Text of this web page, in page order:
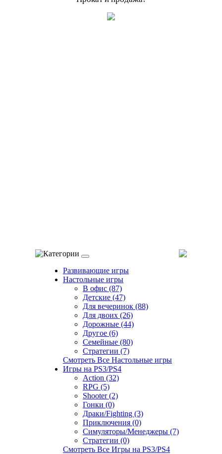
Категории
Развивающие игры
Настольные игры
В офис (87)
Детские (47)
Для вечеринок (88)
Для двоих (26)
Дорожные (44)
Другое (6)
Семейные (80)
Стратегии (7)
Смотреть Все Настольные игры
Игры на PS3/PS4
Action (32)
RPG (5)
Shooter (2)
Гонки (0)
Драки/Fighting (3)
Приключения (0)
Симуляторы/Менеджеры (7)
Стратегии (0)
Смотреть Все Игры на PS3/PS4